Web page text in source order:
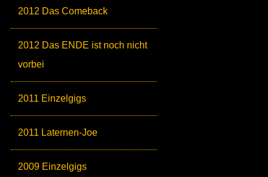
2012 Das Comeback
2012 Das ENDE ist noch nicht
vorbei
2011 Einzelgigs
2011 Laternen-Joe
2009 Einzelgigs